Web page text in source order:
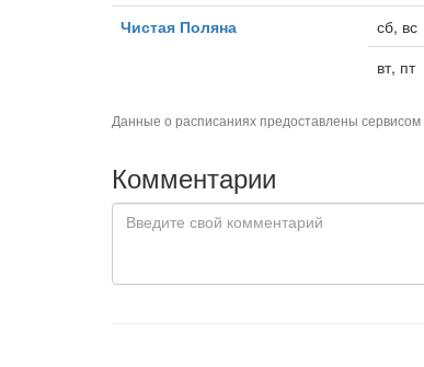
Чистая Поляна
сб, вс
вт, пт
Данные о расписаниях предоставлены сервисом
Комментарии